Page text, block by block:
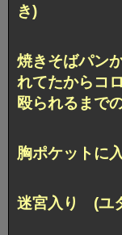
き)
焼きそばパン
れてたからコ
殴られるまで
胸ポケットに
迷宮入り (ユ